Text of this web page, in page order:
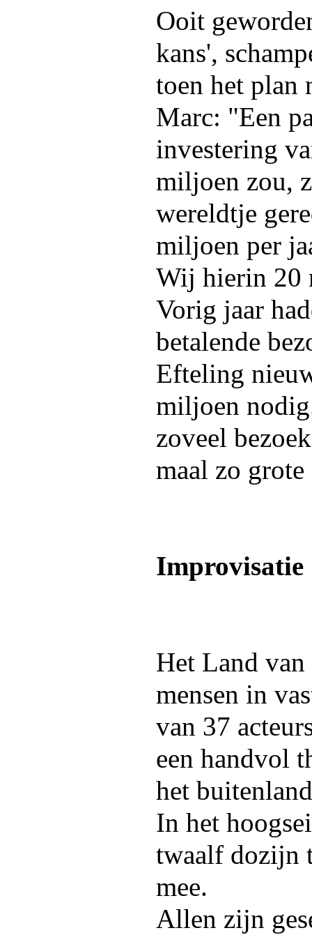
Ooit
kans',
toen het plan
Marc: "Een
investering
miljoen zou,
wereldtje
miljoen per
Wij hierin 20
Vorig jaar
betalende
Efteling
miljoen
zoveel
maal zo
Improvisatie
Het Land
mensen in
van 37
een handvol
het
In het
twaalf dozijn
mee.
Allen zijn